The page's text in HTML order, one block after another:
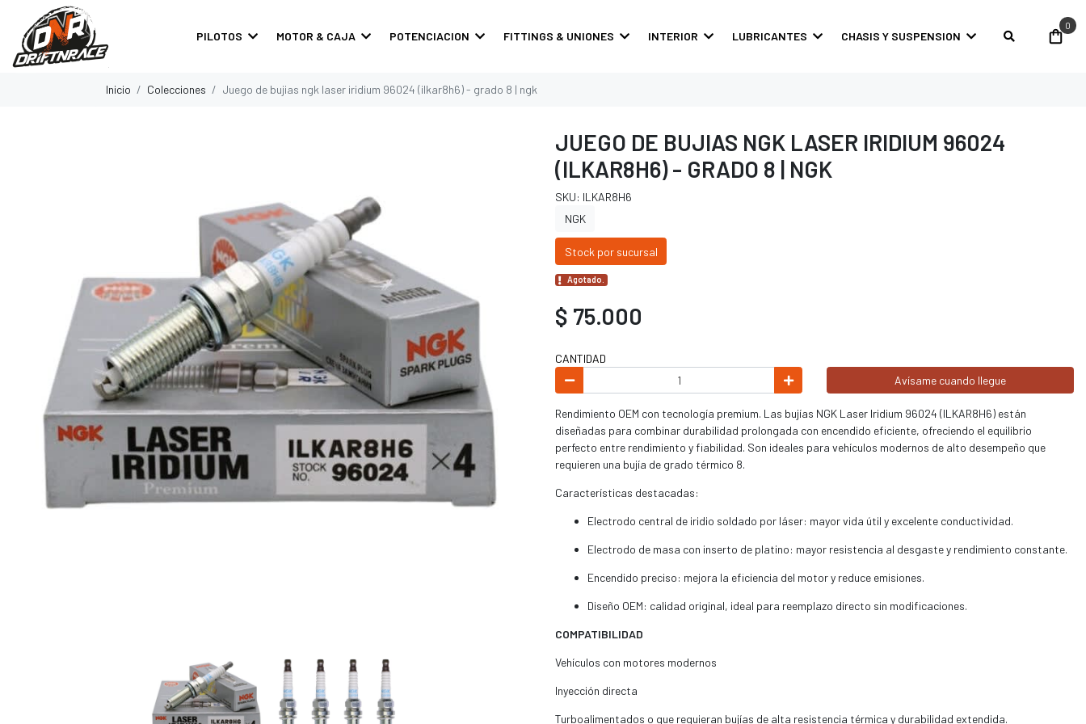
PILOTOS MOTOR & CAJA POTENCIACION FITTINGS & UNIONES INTERIOR LUBRICANTES CHASIS Y SUSPENSION
0
Inicio Colecciones Juego de bujias ngk laser iridium 96024 (ilkar8h6) - grado 8 | ngk
JUEGO DE BUJIAS NGK LASER IRIDIUM 96024
(ILKAR8H6) - GRADO 8 | NGK
SKU: ILKAR8H6
NGK
Stock por sucursal
Agotado.
$ 75.000
CANTIDAD
Avísame cuando llegue
Rendimiento OEM con tecnología premium. Las bujías NGK Laser Iridium 96024 (ILKAR8H6) están
diseñadas para combinar durabilidad prolongada con encendido eficiente, ofreciendo el equilibrio
perfecto entre rendimiento y fiabilidad. Son ideales para vehículos modernos de alto desempeño que
requieren una bujía de grado térmico 8.
Características destacadas:
Electrodo central de iridio soldado por láser: mayor vida útil y excelente conductividad.
Electrodo de masa con inserto de platino: mayor resistencia al desgaste y rendimiento constante.
Encendido preciso: mejora la eficiencia del motor y reduce emisiones.
Diseño OEM: calidad original, ideal para reemplazo directo sin modificaciones.
COMPATIBILIDAD
Vehículos con motores modernos
Inyección directa
Turboalimentados o que requieran bujías de alta resistencia térmica y durabilidad extendida.